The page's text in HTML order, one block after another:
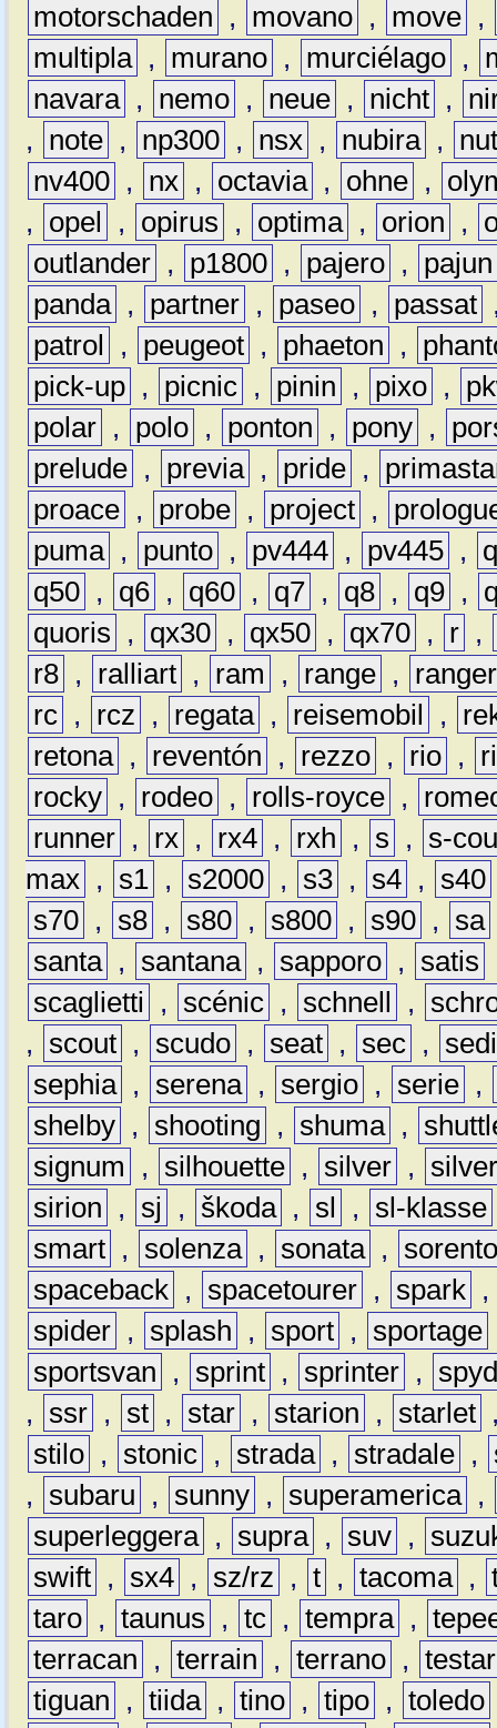
motorschaden
, movano , move ,
multipla , murano , murciélago ,
navara , nemo , neue , nicht ,
,
note , np300 , nsx , nubira ,
nv400 , nx , octavia , ohne ,
,
opel , opirus , optima , orion ,
outlander , p1800 , pajero ,
pajun
panda , partner , paseo , passat
patrol
, peugeot , phaeton ,
pick-up , picnic , pinin , pixo ,
polar , polo , ponton , pony ,
prelude , previa , pride ,
proace , probe , project ,
puma , punto , pv444 , pv445 ,
q50 , q6 , q60 , q7 , q8 , q9 ,
quoris
, qx30 , qx50 , qx70 , r ,
r8 , ralliart , ram , range ,
ranger
rc , rcz , regata , reisemobil ,
retona , reventón , rezzo , rio ,
rocky , rodeo , rolls-royce ,
runner , rx , rx4 , rxh , s ,
s-
max , s1 , s2000 , s3 , s4 , s40
s70 , s8 , s80 , s800 , s90 , sa
santa , santana , sapporo , satis
scaglietti
, scénic , schnell ,
,
scout , scudo , seat , sec ,
sephia , serena , sergio , serie ,
shelby , shooting , shuma ,
signum
, silhouette , silver ,
sirion
, sj , škoda , sl , sl-klasse
smart , solenza , sonata ,
spaceback , spacetourer , spark ,
spider , splash , sport , sportage
sportsvan
, sprint , sprinter ,
,
ssr , st , star , starion , starlet
stilo , stonic , strada , stradale ,
,
subaru , sunny , superamerica ,
superleggera , supra , suv ,
swift , sx4 , sz/rz , t , tacoma ,
taro , taunus , tc , tempra ,
terracan
, terrain , terrano ,
tiguan
, tiida , tino , tipo , toledo